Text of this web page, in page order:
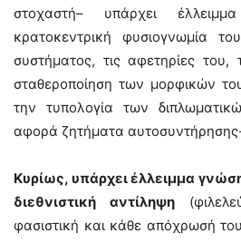
στοχαστή– υπάρχει
κρατοκεντρική φυσιογνωμία
συστήματος, τις αφετηρίες
σταθεροποίηση των μορφικών
την τυπολογία των
αφορά ζητήματα
Κυρίως, υπάρχει έλλειμμα
διεθνιστική αντίληψη
φασιστική και κάθε απόχρωσή